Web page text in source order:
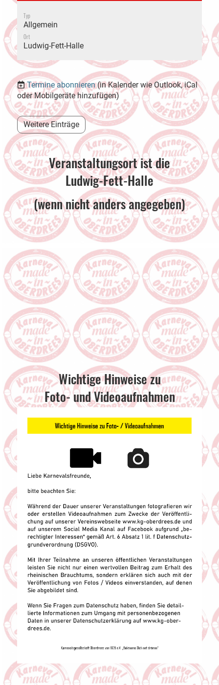
Typ
Allgemein
Ort
Ludwig-Fett-Halle
Termine abonnieren (in Kalender wie Outlook, iCal
oder Mobilgeräte hinzufügen)
Weitere Einträge
Veranstaltungsort ist die
Ludwig-Fett-Halle
(wenn nicht anders angegeben)
Wichtige Hinweise zu
Foto- und Videoaufnahmen